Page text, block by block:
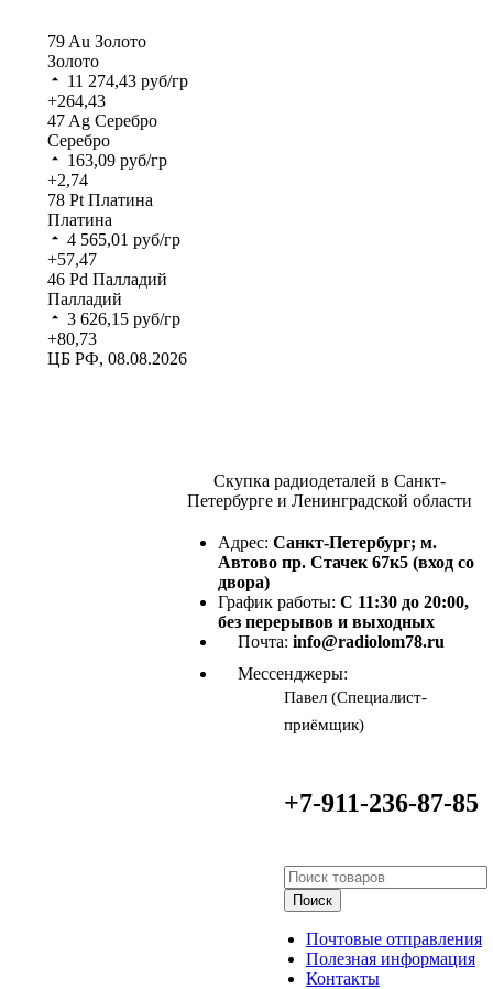
79Au Золото
Золото
11 274,43 руб/гр
+264,43
47Ag Серебро
Серебро
163,09 руб/гр
+2,74
78 Pt Платина
Платина
4 565,01 руб/гр
+57,47
46 Pd Палладий
Палладий
3 626,15 руб/гр
+80,73
ЦБ РФ, 08.08.2026
Скупка радиодеталей в Санкт-
Петербурге и Ленинградской области
Адрес: Санкт-Петербург; м.
Автово пр. Стачек 67к5 (вход со
двора)
График работы: С 11:30 до 20:00,
без перерывов и выходных
Почта: info@radiolom78.ru
Мессенджеры:
Павел (Специалист-
приёмщик)
+7-911-236-87-85
Поиск
Почтовые отправления
Полезная информация
Контакты